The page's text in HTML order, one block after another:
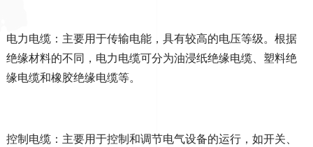
电力电缆：主要用于传输电能，具有较高的电压等级。根据
绝缘材料的不同，电力电缆可分为油浸纸绝缘电缆、塑料绝
缘电缆和橡胶绝缘电缆等。
控制电缆：主要用于控制和调节电气设备的运行，如开关、